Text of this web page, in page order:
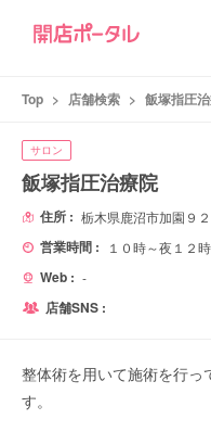
Top > 店舗検索 > 飯塚指圧
サロン
飯塚指圧治療院
住所 : 栃木県鹿沼市加園９２
営業時間 : １０時～夜１
Web : -
店舗SNS :
整体術を用いて施術を行っ
す。